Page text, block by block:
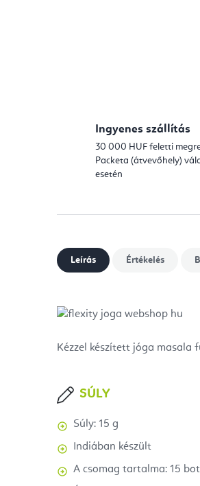
Ingyenes szállítás
30 000 HUF feletti
Packeta (átvevőhely)
esetén
Leírás Értékelés
Kézzel készített jóga masala
SÚLY
Súly: 15 g
Indiában készült
A csomag tartalma: 15 bot